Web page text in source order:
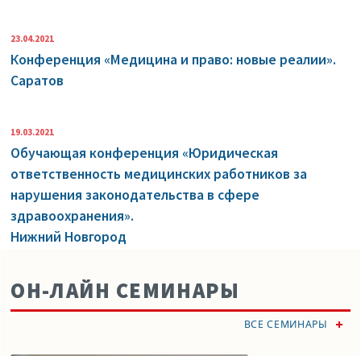
23.04.2021
Конференция «Медицина и право: новые реалии».
Саратов
19.03.2021
Обучающая конференция «Юридическая
ответственность медицинских работников за
нарушения законодательства в сфере
здравоохранения».
Нижний Новгород
ОН-ЛАЙН СЕМИНАРЫ
ВСЕ СЕМИНАРЫ